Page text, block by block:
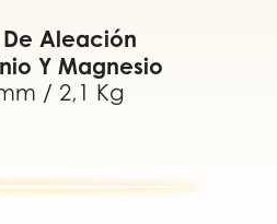
De Aleación
Y Magnesio
/ 2,1 Kg